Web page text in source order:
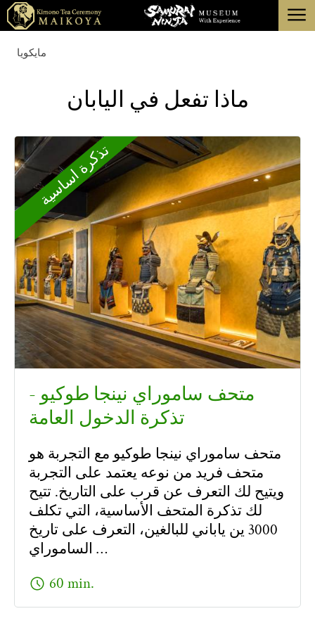
عن
إلغاء
menu
مايكويا
ماذا تفعل في اليابان
تذكرة اساسية
متحف ساموراي نينجا طوكيو -
تذكرة الدخول العامة
متحف ساموراي نينجا طوكيو مع التجربة هو
متحف فريد من نوعه يعتمد على التجربة
ويتيح لك التعرف عن قرب على التاريخ. تتيح
لك تذكرة المتحف الأساسية، التي تكلف
3000 ين ياباني للبالغين، التعرف على تاريخ
الساموراي …
schedule 60 min.